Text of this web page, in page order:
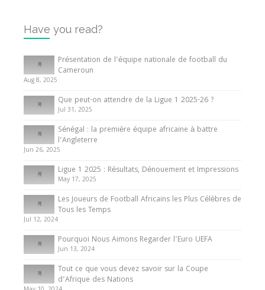
Internationales
Tout ce que vous devez savoir sur la Coupe
d’Afrique des Nations
10 May 2024
Internationales
Présentation de l’équipe nationale de football
du Cameroun
8 August 2025
Have you read?
Présentation de l’équipe nationale de football du
Cameroun
Aug 8, 2025
Que peut-on attendre de la Ligue 1 2025-26 ?
Jul 31, 2025
Sénégal : la première équipe africaine à battre
l’Angleterre
Jun 26, 2025
Ligue 1 2025 : Résultats, Dénouement et Impressions
May 17, 2025
Les Joueurs de Football Africains les Plus Célèbres de
Tous les Temps
Jul 12, 2024
Pourquoi Nous Aimons Regarder l’Euro UEFA
Jun 13, 2024
Tout ce que vous devez savoir sur la Coupe
d’Afrique des Nations